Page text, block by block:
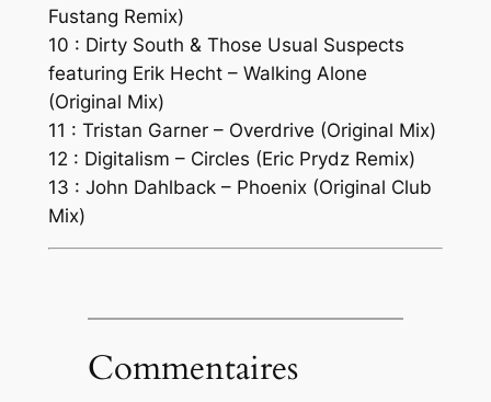
Fustang Remix)
10 : Dirty South & Those Usual Suspects
featuring Erik Hecht – Walking Alone
(Original Mix)
11 : Tristan Garner – Overdrive (Original Mix)
12 : Digitalism – Circles (Eric Prydz Remix)
13 : John Dahlback – Phoenix (Original Club
Mix)
Commentaires